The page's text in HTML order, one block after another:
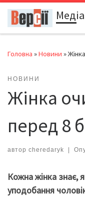
Перейти до вмісту
Головна »Новини »
НОВИНИ
Жінка
перед 8
автор cheredaryk |
Кожна жінка знає,
уподобання